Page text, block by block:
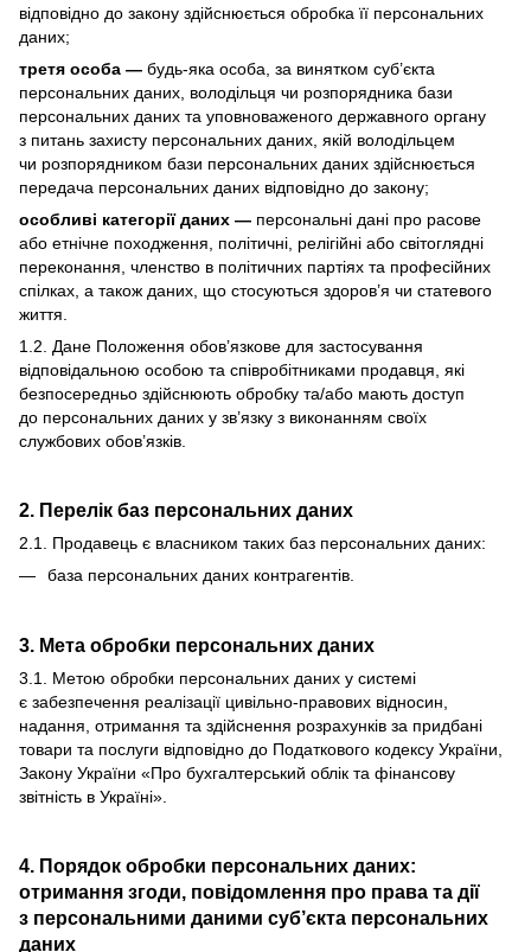
відповідно до закону здійснюється обробка її персональних
даних;
третя особа — будь-яка особа, за винятком суб’єкта
персональних даних, володільця чи розпорядника бази
персональних даних та уповноваженого державного органу
з питань захисту персональних даних, якій володільцем
чи розпорядником бази персональних даних здійснюється
передача персональних даних відповідно до закону;
особливі категорії даних — персональні дані про расове
або етнічне походження, політичні, релігійні або світоглядні
переконання, членство в політичних партіях та професійних
спілках, а також даних, що стосуються здоров’я чи статевого
життя.
1.2. Дане Положення обов’язкове для застосування
відповідальною особою та співробітниками продавця, які
безпосередньо здійснюють обробку та/або мають доступ
до персональних даних у зв’язку з виконанням своїх
службових обов’язків.
2. Перелік баз персональних даних
2.1. Продавець є власником таких баз персональних даних:
база персональних даних контрагентів.
3. Мета обробки персональних даних
3.1. Метою обробки персональних даних у системі
є забезпечення реалізації цивільно-правових відносин,
надання, отримання та здійснення розрахунків за придбані
товари та послуги відповідно до Податкового кодексу України,
Закону України «Про бухгалтерський облік та фінансову
звітність в Україні».
4. Порядок обробки персональних даних:
отримання згоди, повідомлення про права та дії
з персональними даними суб’єкта персональних
даних